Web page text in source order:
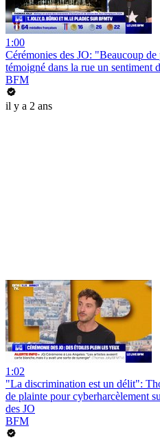
1:00
Cérémonies des JO: "Beaucoup
témoigné dans la rue un
BFM
il y a 2 ans
1:02
"La discrimination est un délit":
de plainte pour cyberharcèlement
des JO
BFM